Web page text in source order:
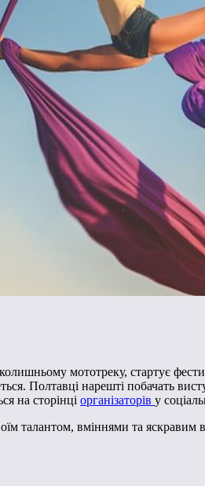
мототреку, стартує
Полтавці нарешті побачать
на сторінці організаторів у
талантом, вміннями та яскравим